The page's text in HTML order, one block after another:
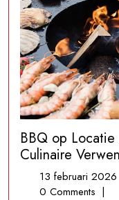
BBQ op
Culinaire
13 februari 2026
0 Comments |